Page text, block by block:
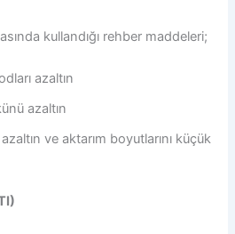
kullandığı rehber maddeleri;
azaltın
azaltın
azaltın ve aktarım boyutlarını küçük